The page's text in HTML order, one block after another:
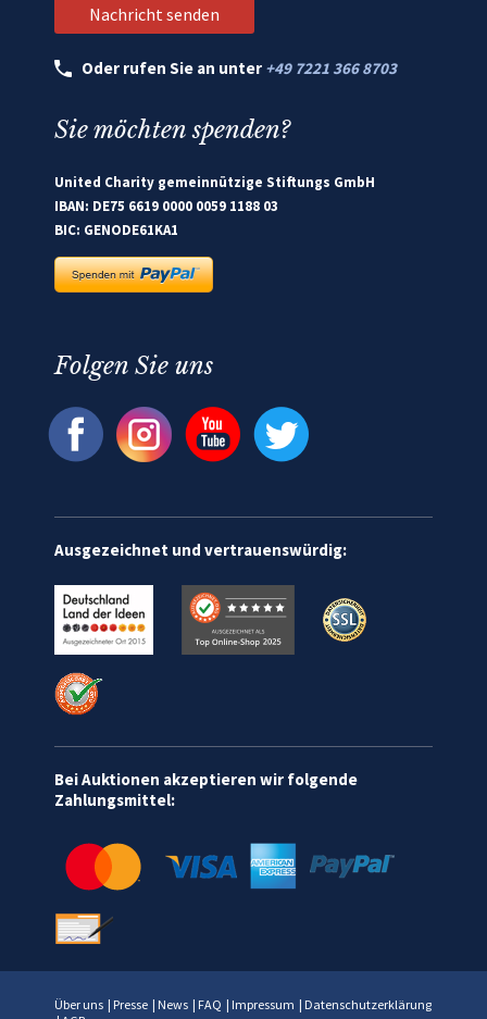
Oder rufen Sie an unter +49 7221 366 8703
Sie möchten spenden?
United Charity gemeinnützige Stiftungs GmbH
IBAN: DE75 6619 0000 0059 1188 03
BIC: GENODE61KA1
Folgen Sie uns
Ausgezeichnet und vertrauenswürdig:
Bei Auktionen akzeptieren wir folgende
Zahlungsmittel:
Über uns | Presse | News | FAQ | Impressum | Datenschutzerklärung